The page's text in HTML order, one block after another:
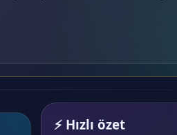
⚡ Hızlı özet